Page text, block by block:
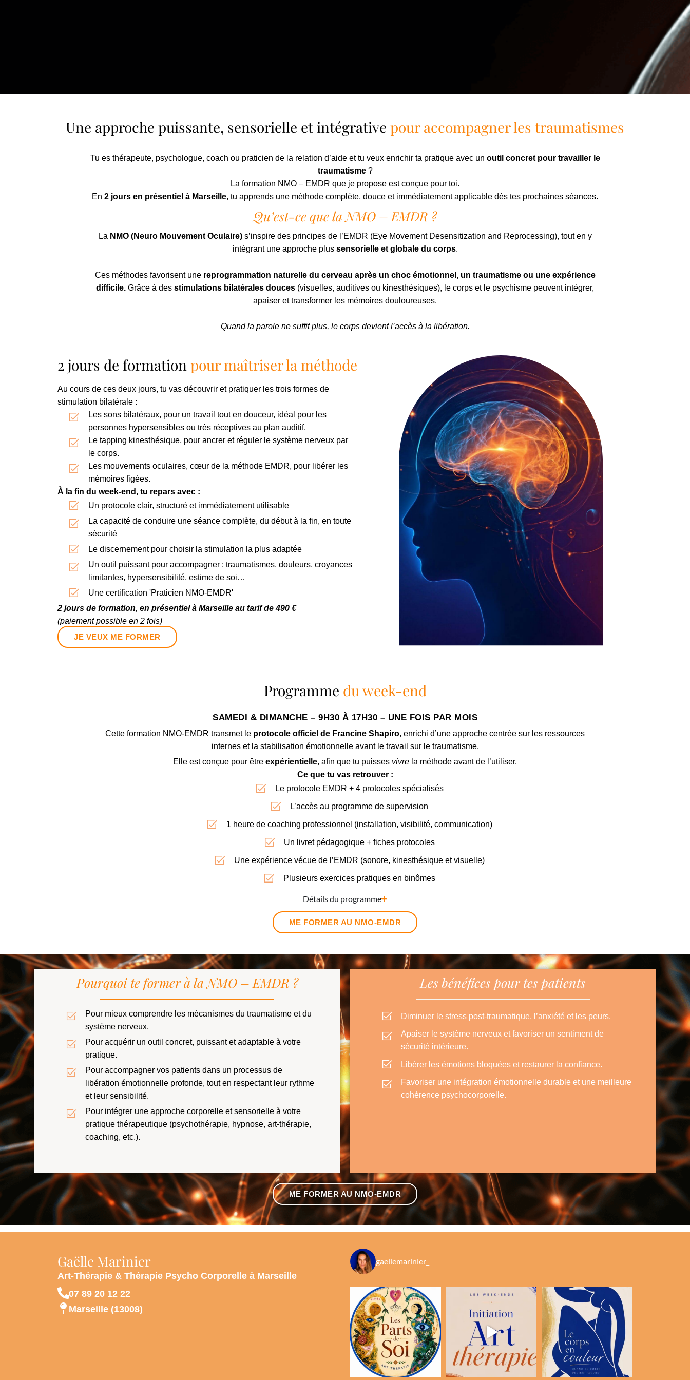
Une approche puissante, sensorielle et intégrative pour accompagner les traumatismes
Tu es thérapeute, psychologue, coach ou praticien de la relation d’aide et tu veux enrichir ta pratique avec un outil concret pour travailler le
traumatisme?
La formation NMO – EMDR que je propose est conçue pour toi.
En 2 jours en présentiel à Marseille, tu apprends une méthode complète, douce et immédiatement applicable dès tes prochaines séances.
Qu’est-ce que la NMO – EMDR ?
La NMO (Neuro Mouvement Oculaire)s’inspire des principes de l’EMDR (Eye Movement Desensitization and Reprocessing), tout en y
intégrant une approche plus sensorielle et globale du corps.
Ces méthodes favorisent une reprogrammation naturelle du cerveau après un choc émotionnel, un traumatisme ou une expérience
difficile. Grâce à des stimulations bilatérales douces (visuelles, auditives ou kinesthésiques), le corps et le psychisme peuvent intégrer,
apaiser et transformer les mémoires douloureuses.
Quand la parole ne suffit plus, le corps devient l’accès à la libération.
2 jours de formation pour maîtriser la méthode
Au cours de ces deux jours, tu vas découvrir et pratiquer les trois formes de
stimulation bilatérale :
Les sons bilatéraux, pour un travail tout en douceur, idéal pour les
personnes hypersensibles ou très réceptives au plan auditif.
Le tapping kinesthésique, pour ancrer et réguler le système nerveux par
le corps.
Les mouvements oculaires, cœur de la méthode EMDR, pour libérer les
mémoires figées.
À la fin du week-end, tu repars avec :
Un protocole clair, structuré et immédiatement utilisable
La capacité de conduire une séance complète, du début à la fin, en toute
sécurité
Le discernement pour choisir la stimulation la plus adaptée
Un outil puissant pour accompagner : traumatismes, douleurs, croyances
limitantes, hypersensibilité, estime de soi…
Une certification 'Praticien NMO-EMDR'
2 jours de formation, en présentiel à Marseille au tarif de 490 €
(paiement possible en 2 fois)
JE VEUX ME FORMER
Programme du week-end
SAMEDI & DIMANCHE – 9H30 À 17H30 – UNE FOIS PAR MOIS
Cette formation NMO-EMDR transmet le protocole officiel de Francine Shapiro, enrichi d’une approche centrée sur les ressources
internes et la stabilisation émotionnelle avant le travail sur le traumatisme.
Elle est conçue pour être expérientielle, afin que tu puisses vivre la méthode avant de l’utiliser.
Ce que tu vas retrouver :
Le protocole EMDR + 4 protocoles spécialisés
L’accès au programme de supervision
1 heure de coaching professionnel (installation, visibilité, communication)
Un livret pédagogique + fiches protocoles
Une expérience vécue de l’EMDR (sonore, kinesthésique et visuelle)
Plusieurs exercices pratiques en binômes
Détails du programme
ME FORMER AU NMO-EMDR
Pourquoi te former à la NMO – EMDR ?
Pour mieux comprendre les mécanismes du traumatisme et du
système nerveux.
Pour acquérir un outil concret, puissant et adaptable à votre
pratique.
Pour accompagner vos patients dans un processus de
libération émotionnelle profonde, tout en respectant leur rythme
et leur sensibilité.
Pour intégrer une approche corporelle et sensorielle à votre
pratique thérapeutique (psychothérapie, hypnose, art-thérapie,
coaching, etc.).
Les bénéfices pour tes patients
Diminuer le stress post-traumatique, l’anxiété et les peurs.
Apaiser le système nerveux et favoriser un sentiment de
sécurité intérieure.
Libérer les émotions bloquées et restaurer la confiance.
Favoriser une intégration émotionnelle durable et une meilleure
cohérence psychocorporelle.
ME FORMER AU NMO-EMDR
Gaëlle Marinier
Art-Thérapie & Thérapie Psycho Corporelle à Marseille
07 89 20 12 22
Marseille (13008)
gaellemarinier_